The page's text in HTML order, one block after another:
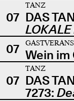
07
TANZ
DAS
07 Wein im
07
TANZ
DAS
7273: